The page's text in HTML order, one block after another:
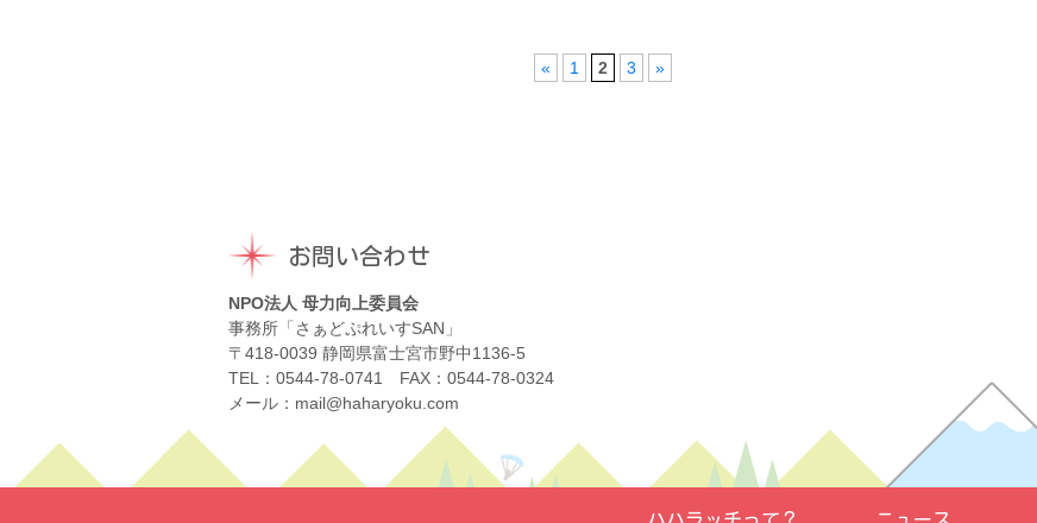
« 1 2 3 »
お問い合わせ
NPO法人 母力向上委員会
事務所「さぁどぷれいすSAN」
〒418-0039 静岡県富士宮市野中1136-5
TEL：0544-78-0741 FAX：0544-78-0324
メール：mail@haharyoku.com